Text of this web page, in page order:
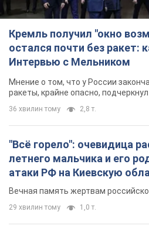
Кремль получил "окно
остался почти без ракет:
Интервью с Мельником
Мнение о том, что у России
ракеты, крайне опасно,
36 хвилин тому 2,8 т.
"Всё горело": очевидица
летнего мальчика и его
атаки РФ на Киевскую
Вечная память жертвам
29 хвилин тому 1,0 т.